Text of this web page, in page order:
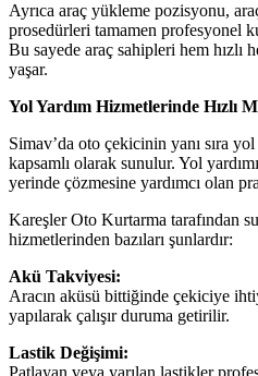
Ayrıca araç yükleme pozisyonu,
prosedürleri tamamen profesyonel
Bu sayede araç sahipleri hem hızlı
yaşar.
Yol Yardım Hizmetlerinde Hızlı
Simav’da oto çekicinin yanı sıra
kapsamlı olarak sunulur. Yol
yerinde çözmesine yardımcı olan
Kareşler Oto Kurtarma tarafından
hizmetlerinden bazıları şunlardır:
Akü Takviyesi:
Aracın aküsü bittiğinde çekiciye
yapılarak çalışır duruma getirilir.
Lastik Değişimi: